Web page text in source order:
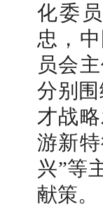
化委
忠，
员会
分别
才战
游新
兴”等
献策。